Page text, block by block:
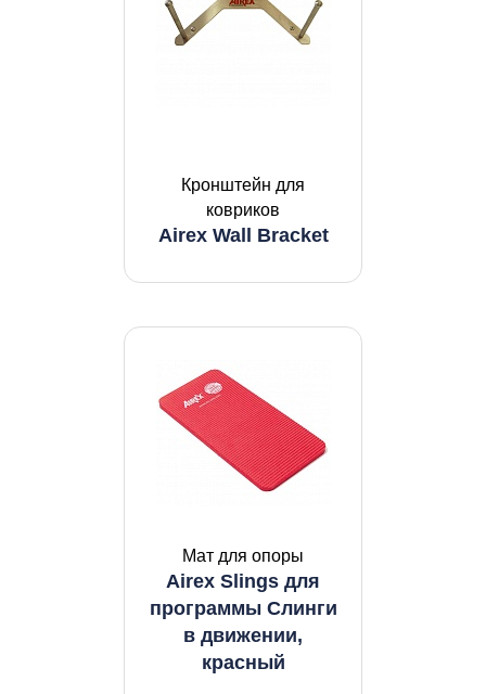
Кронштейн для
ковриков
Airex Wall Bracket
Мат для опоры
Airex Slings для
программы Слинги
в движении,
красный